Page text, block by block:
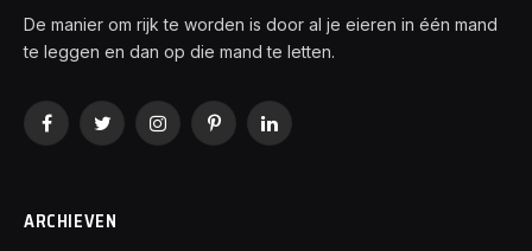
De manier om rijk te worden is door al je eieren in één mand
te leggen en dan op die mand te letten.
FacebookTwitterInstagramPinterestLinkedIn
ARCHIEVEN